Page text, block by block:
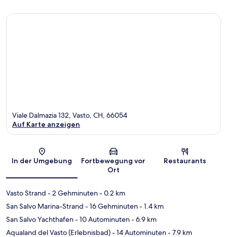
Karte
Viale Dalmazia 132, Vasto, CH, 66054
Auf Karte anzeigen
In der Umgebung
Fortbewegung vor
Ort
Restaurants
Vasto Strand - 2 Gehminuten- 0.2 km
San Salvo Marina-Strand - 16 Gehminuten- 1.4 km
San Salvo Yachthafen- 10 Autominuten- 6.9 km
Aqualand del Vasto (Erlebnisbad)- 14 Autominuten- 7.9 km